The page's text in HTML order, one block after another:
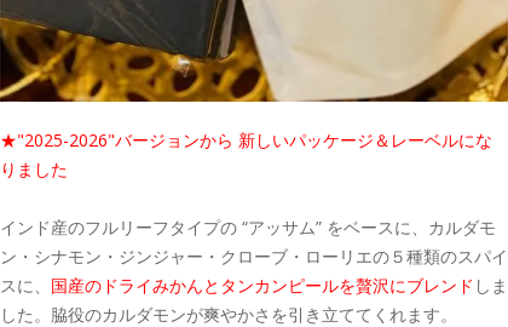
★"2025-2026"バージョンから 新しいパッケージ＆レーベルにな
りました
インド産のフルリーフタイプの “アッサム” をベースに、カルダモ
ン・シナモン・ジンジャー・クローブ・ローリエの５種類のスパイ
スに、 国産のドライみかんとタンカンピールを贅沢にブレンド しま
した。脇役のカルダモンが爽やかさを引き立ててくれます。